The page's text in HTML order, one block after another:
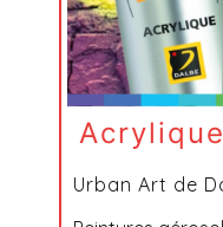
Urban Art de